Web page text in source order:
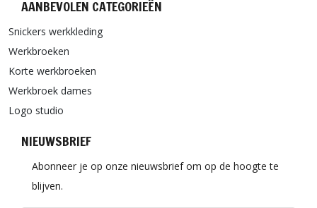
AANBEVOLEN CATEGORIEËN
Snickers werkkleding
Werkbroeken
Korte werkbroeken
Werkbroek dames
Logo studio
NIEUWSBRIEF
Abonneer je op onze nieuwsbrief om op de hoogte te
blijven.